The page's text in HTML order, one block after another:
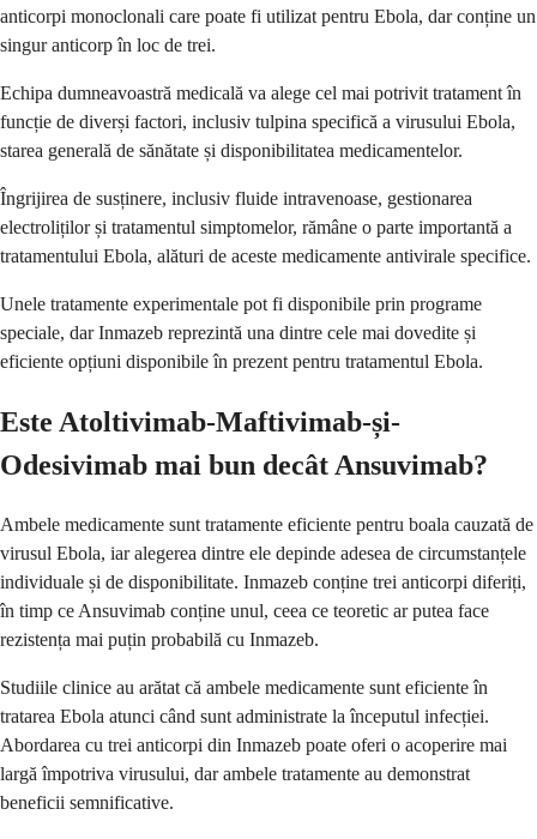
anticorpi monoclonali care poate fi utilizat pentru Ebola, dar conține un
singur anticorp în loc de trei.
Echipa dumneavoastră medicală va alege cel mai potrivit tratament în
funcție de diverși factori, inclusiv tulpina specifică a virusului Ebola,
starea generală de sănătate și disponibilitatea medicamentelor.
Îngrijirea de susținere, inclusiv fluide intravenoase, gestionarea
electroliților și tratamentul simptomelor, rămâne o parte importantă a
tratamentului Ebola, alături de aceste medicamente antivirale specifice.
Unele tratamente experimentale pot fi disponibile prin programe
speciale, dar Inmazeb reprezintă una dintre cele mai dovedite și
eficiente opțiuni disponibile în prezent pentru tratamentul Ebola.
Este Atoltivimab-Maftivimab-și-
Odesivimab mai bun decât Ansuvimab?
Ambele medicamente sunt tratamente eficiente pentru boala cauzată de
virusul Ebola, iar alegerea dintre ele depinde adesea de circumstanțele
individuale și de disponibilitate. Inmazeb conține trei anticorpi diferiți,
în timp ce Ansuvimab conține unul, ceea ce teoretic ar putea face
rezistența mai puțin probabilă cu Inmazeb.
Studiile clinice au arătat că ambele medicamente sunt eficiente în
tratarea Ebola atunci când sunt administrate la începutul infecției.
Abordarea cu trei anticorpi din Inmazeb poate oferi o acoperire mai
largă împotriva virusului, dar ambele tratamente au demonstrat
beneficii semnificative.